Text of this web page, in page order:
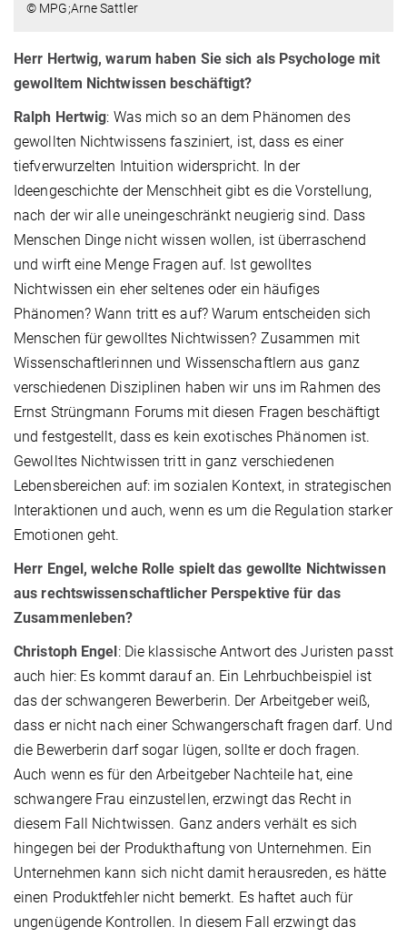
© MPG;Arne Sattler
Herr Hertwig, warum haben Sie sich als Psychologe mit
gewolltem Nichtwissen beschäftigt?
Ralph Hertwig: Was mich so an dem Phänomen des
gewollten Nichtwissens fasziniert, ist, dass es einer
tiefverwurzelten Intuition widerspricht. In der
Ideengeschichte der Menschheit gibt es die Vorstellung,
nach der wir alle uneingeschränkt neugierig sind. Dass
Menschen Dinge nicht wissen wollen, ist überraschend
und wirft eine Menge Fragen auf. Ist gewolltes
Nichtwissen ein eher seltenes oder ein häufiges
Phänomen? Wann tritt es auf? Warum entscheiden sich
Menschen für gewolltes Nichtwissen? Zusammen mit
Wissenschaftlerinnen und Wissenschaftlern aus ganz
verschiedenen Disziplinen haben wir uns im Rahmen des
Ernst Strüngmann Forums mit diesen Fragen beschäftigt
und festgestellt, dass es kein exotisches Phänomen ist.
Gewolltes Nichtwissen tritt in ganz verschiedenen
Lebensbereichen auf: im sozialen Kontext, in strategischen
Interaktionen und auch, wenn es um die Regulation starker
Emotionen geht.
Herr Engel, welche Rolle spielt das gewollte Nichtwissen
aus rechtswissenschaftlicher Perspektive für das
Zusammenleben?
Christoph Engel: Die klassische Antwort des Juristen passt
auch hier: Es kommt darauf an. Ein Lehrbuchbeispiel ist
das der schwangeren Bewerberin. Der Arbeitgeber weiß,
dass er nicht nach einer Schwangerschaft fragen darf. Und
die Bewerberin darf sogar lügen, sollte er doch fragen.
Auch wenn es für den Arbeitgeber Nachteile hat, eine
schwangere Frau einzustellen, erzwingt das Recht in
diesem Fall Nichtwissen. Ganz anders verhält es sich
hingegen bei der Produkthaftung von Unternehmen. Ein
Unternehmen kann sich nicht damit herausreden, es hätte
einen Produktfehler nicht bemerkt. Es haftet auch für
ungenügende Kontrollen. In diesem Fall erzwingt das